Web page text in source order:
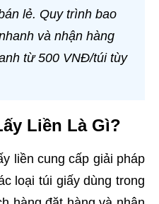
lẻ. Quy trình bao
và nhận hàng
từ 500 VNĐ/túi tùy
Liền Là Gì?
liền cung cấp giải pháp
loại túi giấy dùng trong